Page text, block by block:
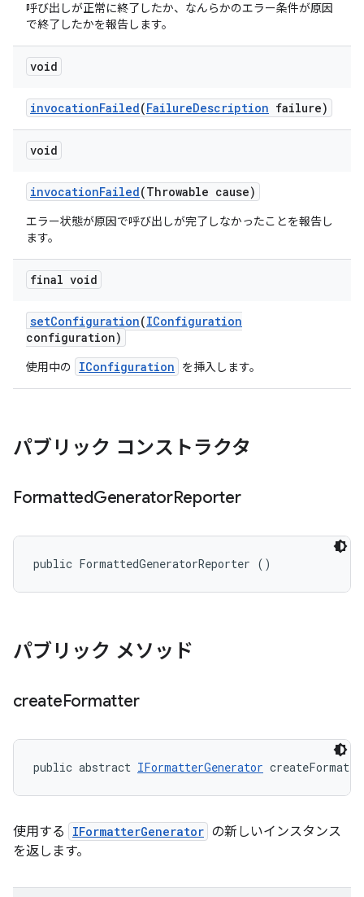
呼び出しが正常に終了したか、なんらかのエラー条件が原因
で終了したかを報告します。
void
invocationFailed(FailureDescription failure)
void
invocationFailed(Throwable cause)
エラー状態が原因で呼び出しが完了しなかったことを報告し
ます。
final void
setConfiguration(IConfiguration
configuration)
使用中の IConfiguration を挿入します。
パブリック コンストラクタ
FormattedGeneratorReporter
public FormattedGeneratorReporter ()
パブリック メソッド
createFormatter
public abstract IFormatterGenerator
使用する IFormatterGenerator の新しいインスタンス
を返します。